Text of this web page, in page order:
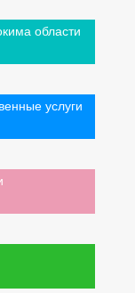
области
услуги